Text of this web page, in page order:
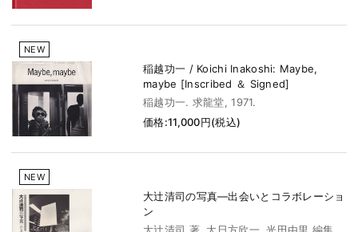
NEW
稲越功一 / Koichi Inakoshi: Maybe,
maybe [Inscribed ＆ Signed]
稲越功一. 求龍堂, 1971.
価格:11,000円(税込)
NEW
大辻清司の写真―出会いとコラボレーショ
ン
大辻清司 著. 大日方欣一, 光田由里 編集.